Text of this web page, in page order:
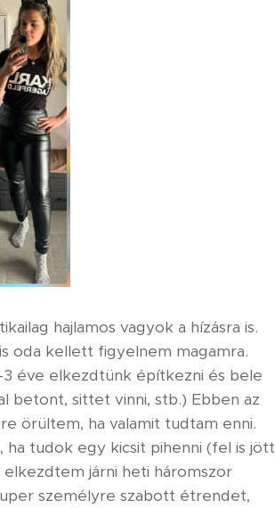
hajlamos vagyok a hízásra is.
oda kellett figyelnem magamra.
éve elkezdtünk építkezni és bele
betont, sittet vinni, stb.) Ebben az
örültem, ha valamit tudtam enni.
tudok egy kicsit pihenni (fel is jött
járni heti háromszor
személyre szabott étrendet,